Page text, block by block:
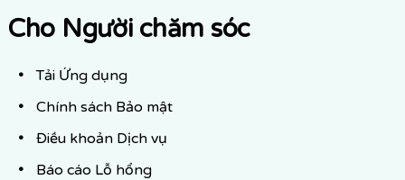
Cho Người chăm sóc
Tải Ứng dụng
Chính sách Bảo mật
Điều khoản Dịch vụ
Báo cáo Lỗ hổng